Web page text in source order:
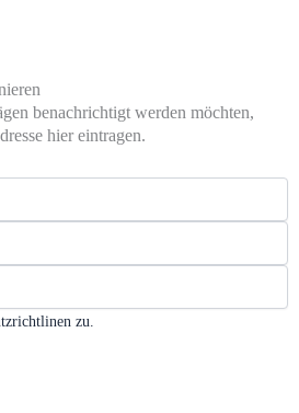
benachrichtigt werden möchten,
hier eintragen.
zu.